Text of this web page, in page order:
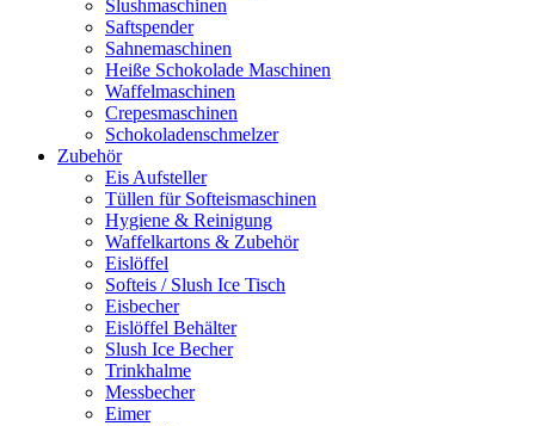
Slushmaschinen
Saftspender
Sahnemaschinen
Heiße Schokolade Maschinen
Waffelmaschinen
Crepesmaschinen
Schokoladenschmelzer
Zubehör
Eis Aufsteller
Tüllen für Softeismaschinen
Hygiene & Reinigung
Waffelkartons & Zubehör
Eislöffel
Softeis / Slush Ice Tisch
Eisbecher
Eislöffel Behälter
Slush Ice Becher
Trinkhalme
Messbecher
Eimer